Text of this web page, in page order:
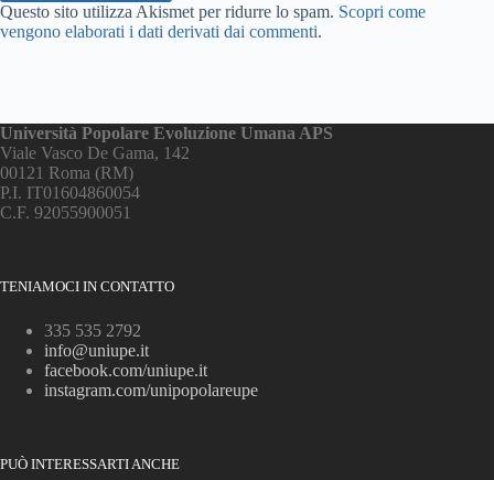
Questo sito utilizza Akismet per ridurre lo spam. Scopri come
vengono elaborati i dati derivati dai commenti.
Università Popolare Evoluzione Umana APS
Viale Vasco De Gama, 142
00121 Roma (RM)
P.I. IT01604860054
C.F. 92055900051
TENIAMOCI IN CONTATTO
335 535 2792
info@uniupe.it
facebook.com/uniupe.it
instagram.com/unipopolareupe
PUÒ INTERESSARTI ANCHE